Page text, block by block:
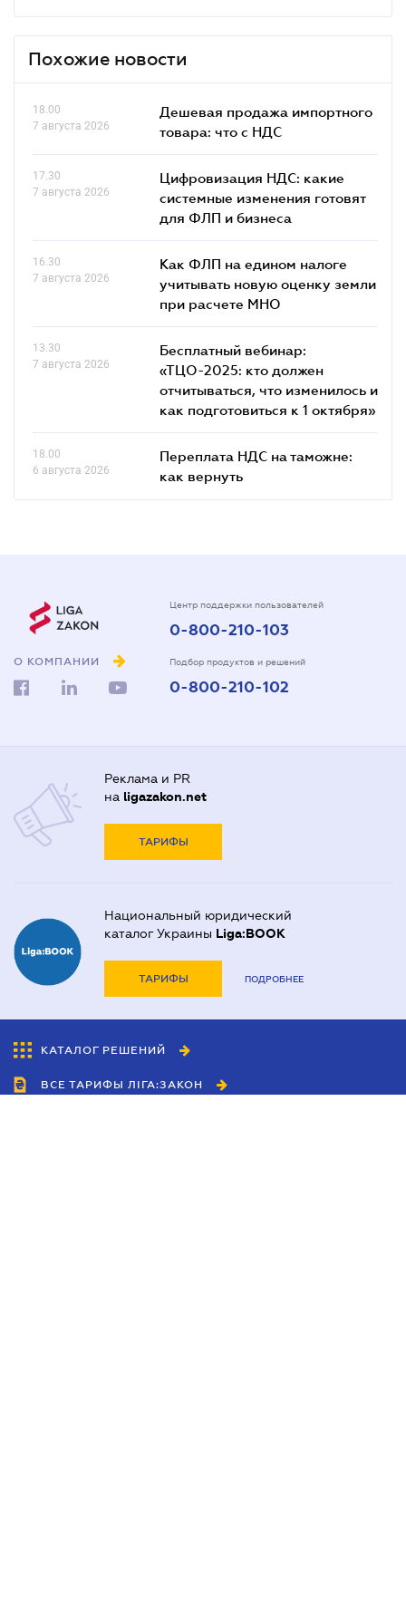
Похожие новости
18.00
7 августа 2026
Дешевая продажа импортного
товара: что c НДС
17.30
7 августа 2026
Цифровизация НДС: какие
системные изменения готовят
для ФЛП и бизнеса
16.30
7 августа 2026
Как ФЛП на едином налоге
учитывать новую оценку земли
при расчете МНО
13.30
7 августа 2026
Бесплатный вебинар:
«ТЦО-2025: кто должен
отчитываться, что изменилось и
как подготовиться к 1 октября»
18.00
6 августа 2026
Переплата НДС на таможне:
как вернуть
О КОМПАНИИ
Центр поддержки пользователей
0-800-210-103
Подбор продуктов и решений
0-800-210-102
Реклама и PR
на ligazakon.net
ТАРИФЫ
Национальный юридический
каталог Украины Liga:BOOK
ТАРИФЫ ПОДРОБНЕЕ
КАТАЛОГ РЕШЕНИЙ
ВСЕ ТАРИФЫ ЛІГА:ЗАКОН